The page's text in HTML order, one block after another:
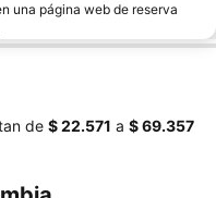
una página web de reserva
de ‎$ 22.571 a ‎$ 69.357